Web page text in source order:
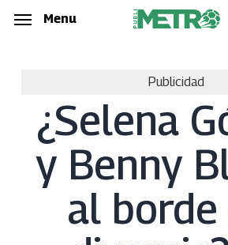
Skip
Menu
Publicidad
¿Selena
y Benny
al
Menu